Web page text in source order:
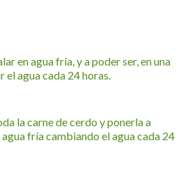
en agua fría, y a poder ser, en una
el agua cada 24 horas.
la carne de cerdo y ponerla a
fría cambiando el agua cada 24